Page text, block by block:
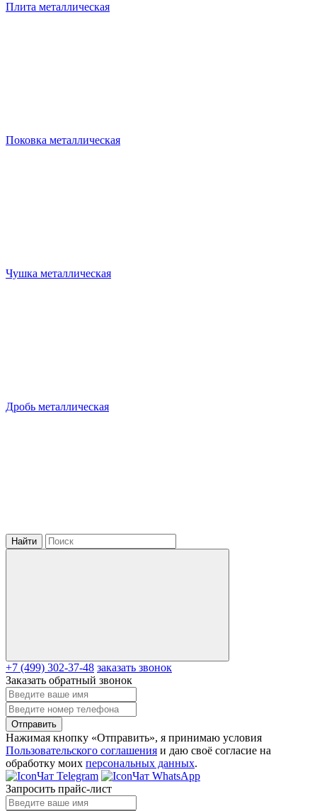
Плита металлическая
Поковка металлическая
Чушка металлическая
Дробь металлическая
Найти
+7 (499) 302-37-48 заказать звонок
Заказать обратный звонок
Отправить
Нажимая кнопку «Отправить», я принимаю условия
Пользовательского соглашения и даю своё согласие на
обработку моих персональных данных.
Чат Telegram
Чат WhatsApp
Запросить прайс-лист